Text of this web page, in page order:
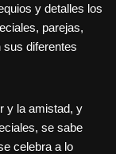
y detalles los
parejas,
sus diferentes
y la amistad, y
se sabe
celebra a lo